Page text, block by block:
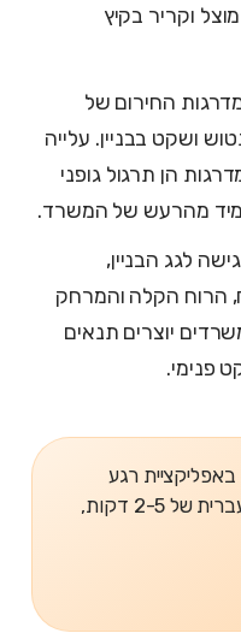
וקריר בקיץ
החירום של
ושקט בבניין. עלייה
הן תרגול גופני
מיד מהרעש של המשרד.
לגג הבניין,
הרוח הקלה והמרחק
יוצרים תנאים
פנימי.
באפליקציית רגע
מחכים לך תרגולים מודרכים בעברית של 2-5 דקות,